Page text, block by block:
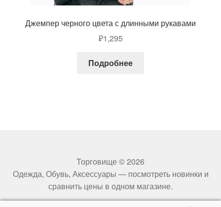
Джемпер черного цвета с длинными рукавами
₽1,295
Подробнее
Торговище © 2026
Одежда, Обувь, Аксессуары — посмотреть новинки и
сравнить цены в одном магазине.